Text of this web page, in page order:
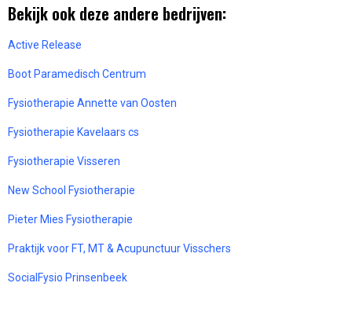
Bekijk ook deze andere bedrijven:
Active Release
Boot Paramedisch Centrum
Fysiotherapie Annette van Oosten
Fysiotherapie Kavelaars cs
Fysiotherapie Visseren
New School Fysiotherapie
Pieter Mies Fysiotherapie
Praktijk voor FT, MT & Acupunctuur Visschers
SocialFysio Prinsenbeek